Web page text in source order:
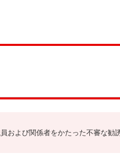
および関係者をかたった不審な勧